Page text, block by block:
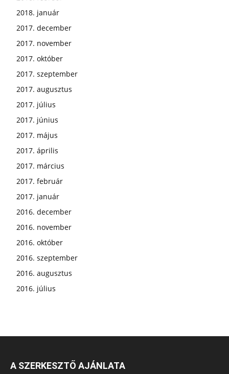
2018. január
2017. december
2017. november
2017. október
2017. szeptember
2017. augusztus
2017. július
2017. június
2017. május
2017. április
2017. március
2017. február
2017. január
2016. december
2016. november
2016. október
2016. szeptember
2016. augusztus
2016. július
A SZERKESZTŐ AJÁNLATA